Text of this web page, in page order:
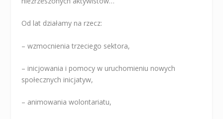
Od lat działamy na rzecz:
– wzmocnienia trzeciego sektora,
– inicjowania i pomocy w uruchomieniu nowych
społecznych inicjatyw,
– animowania wolontariatu,